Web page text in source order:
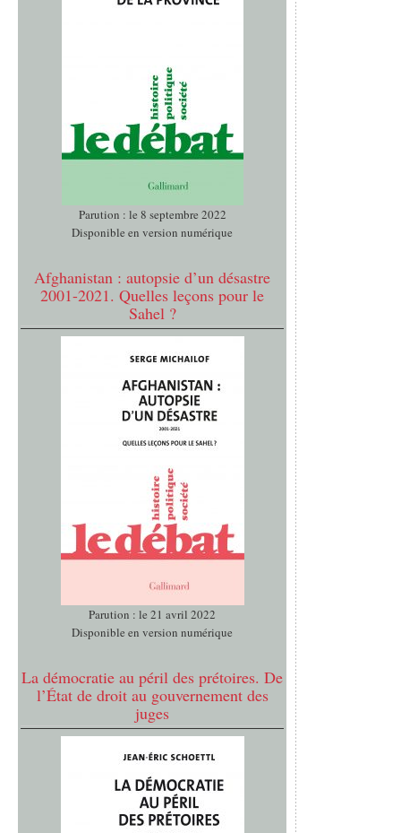
Parution : le 8 septembre 2022
Disponible en version numérique
Afghanistan : autopsie d’un désastre
2001-2021. Quelles leçons pour le
Sahel ?
Parution : le 21 avril 2022
Disponible en version numérique
La démocratie au péril des prétoires. De
l’État de droit au gouvernement des
juges